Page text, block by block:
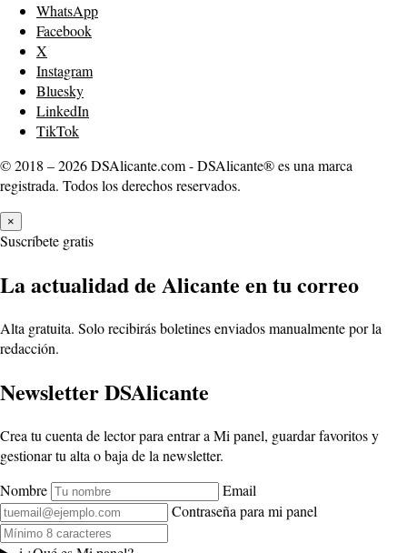
WhatsApp
Facebook
X
Instagram
Bluesky
LinkedIn
TikTok
© 2018 – 2026 DSAlicante.com - DSAlicante® es una marca
registrada. Todos los derechos reservados.
×
Suscríbete gratis
La actualidad de Alicante en tu correo
Alta gratuita. Solo recibirás boletines enviados manualmente por la
redacción.
Newsletter DSAlicante
Crea tu cuenta de lector para entrar a Mi panel, guardar favoritos y
gestionar tu alta o baja de la newsletter.
Nombre
Email
Contraseña para mi panel